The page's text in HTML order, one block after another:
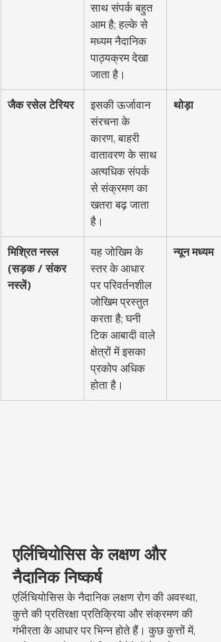
साथ संपर्क बहुत
आम है; हल्के से
मध्यम नैदानिक
पाठ्यक्रम देखा
जाता है।
जैक रसेल टेरियर
इसकी ऊर्जावान
संरचना के
कारण, बाहरी
वातावरण के साथ
अत्यधिक संपर्क
से संक्रमण का
खतरा बढ़ जाता
है।
थोड़ा
मिश्रित नस्ल
(सड़क / संकर
नस्लें)
यह जोखिम के
स्तर के आधार
पर परिवर्तनशील
जोखिम प्रस्तुत
करता है; घनी
टिक आबादी वाले
क्षेत्रों में इसका
प्रकोप अधिक
होता है।
न्यून मध्यम
एर्लिचियोसिस के लक्षण और
नैदानिक निष्कर्ष
एर्लिचियोसिस के नैदानिक लक्षण रोग की अवस्था,
कुत्ते की प्रतिरक्षा प्रतिक्रिया और संक्रमण की
गंभीरता के आधार पर भिन्न होते हैं। कुछ कुत्तों में,